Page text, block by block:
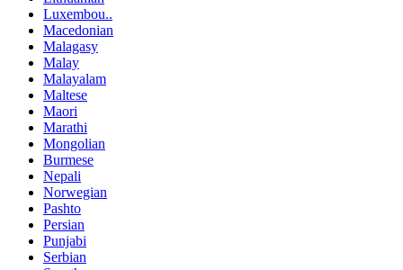
Luxembou..
Macedonian
Malagasy
Malay
Malayalam
Maltese
Maori
Marathi
Mongolian
Burmese
Nepali
Norwegian
Pashto
Persian
Punjabi
Serbian